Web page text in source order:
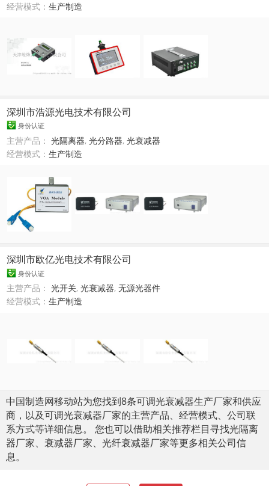
经营模式：生产制造
深圳市浩源光电技术有限公司
身份认证
主营产品：光隔离器,光分路器,光衰减器
经营模式：生产制造
深圳市欧亿光电技术有限公司
身份认证
主营产品：光开关,光衰减器,无源光器件
经营模式：生产制造
中国制造网移动站为您找到8条可调光衰减器生产厂家和供应
商，以及可调光衰减器厂家的主营产品、经营模式、公司联
系方式等详细信息。 您也可以借助相关推荐栏目寻找光隔离
器厂家、衰减器厂家、光纤衰减器厂家等更多相关公司信
息。